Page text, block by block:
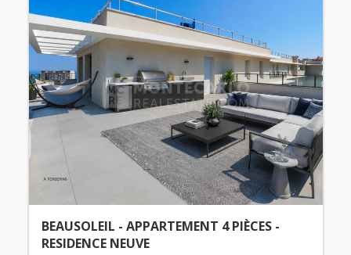
BEAUSOLEIL - APPARTEMENT 4 PIÈCES -
RESIDENCE NEUVE